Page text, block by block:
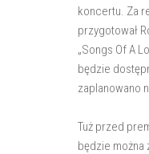
koncertu. Za
przygotował
„Songs Of A
będzie
zaplanowano
Tuż przed
będzie można